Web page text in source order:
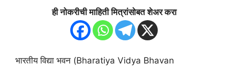
ही नोकरीची माहिती मित्रांसोबत शेअर करा
भारतीय विद्या भवन (Bharatiya Vidya Bhavan